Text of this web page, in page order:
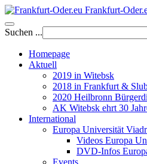
Frankfurt-
Suchen ...
Homepage
Aktuell
2019 in Witebsk
2018 in Frankfurt &
2020 Heilbronn
AK Witebsk ehrt 30
International
Europa Universität
Videos Europa
DVD-Infos
Events